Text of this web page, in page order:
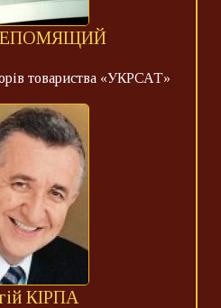
товариства «УКРСАТ»
КІРПА